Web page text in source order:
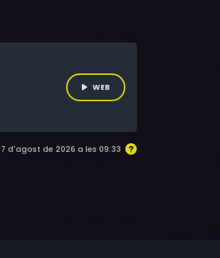
WEB
d'agost de 2026 a les 09:33